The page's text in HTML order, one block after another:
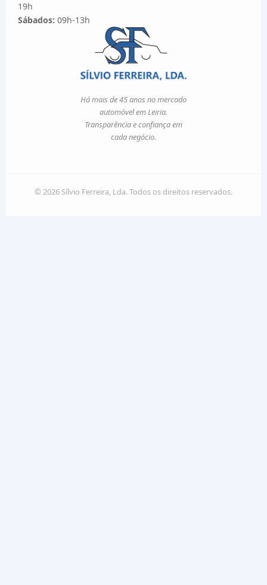
19h
Sábados: 09h-13h
Há mais de 45 anos no mercado
automóvel em Leiria.
Transparência e confiança em
cada negócio.
© 2026 Sílvio Ferreira, Lda. Todos os direitos reservados.